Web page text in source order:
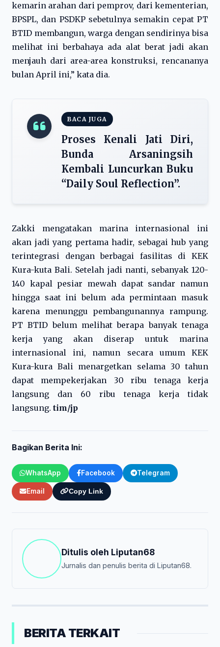
kemarin arahan dari pemprov, dari kementerian,
BPSPL, dan PSDKP sebetulnya semakin cepat PT
BTID membangun, warga dengan sendirinya bisa
melihat ini berbahaya ada alat berat jadi akan
menjauh dari area-area konstruksi, rencananya
bulan April ini,” kata dia.
BACA JUGA
Proses Kenali Jati Diri,
Bunda Arsaningsih
Kembali Luncurkan Buku
“Daily Soul Reflection”.
Zakki mengatakan marina internasional ini
akan jadi yang pertama hadir, sebagai hub yang
terintegrasi dengan berbagai fasilitas di KEK
Kura-kuta Bali. Setelah jadi nanti, sebanyak 120-
140 kapal pesiar mewah dapat sandar namun
hingga saat ini belum ada permintaan masuk
karena menunggu pembangunannya rampung.
PT BTID belum melihat berapa banyak tenaga
kerja yang akan diserap untuk marina
internasional ini, namun secara umum KEK
Kura-kura Bali menargetkan selama 30 tahun
dapat mempekerjakan 30 ribu tenaga kerja
langsung dan 60 ribu tenaga kerja tidak
langsung. tim/jp
Bagikan Berita Ini:
WhatsApp Facebook Telegram
Email Copy Link
Ditulis oleh Liputan68
Jurnalis dan penulis berita di Liputan68.
BERITA TERKAIT